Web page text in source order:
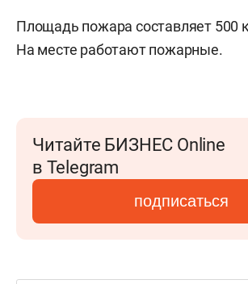
Площадь пожара составляет 500
На месте работают пожарные.
Читайте БИЗНЕС Online
в Telegram
подписаться